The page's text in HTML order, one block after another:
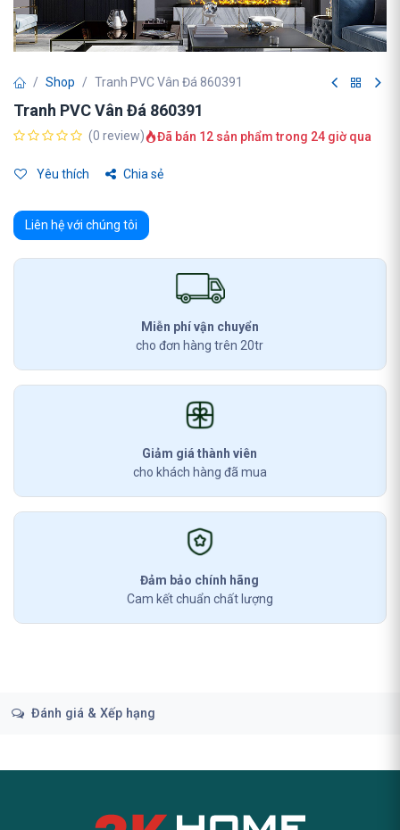
Shop Tranh PVC Vân Đá 860391
Tranh PVC Vân Đá 860391
(0 review) Đã bán 12 sản phẩm trong 24 giờ qua
Yêu thích Chia sẻ
Liên hệ với chúng tôi
Miễn phí vận chuyển
cho đơn hàng trên 20tr
Giảm giá thành viên
cho khách hàng đã mua
Đảm bảo chính hãng
Cam kết chuẩn chất lượng
Đánh giá & Xếp hạng